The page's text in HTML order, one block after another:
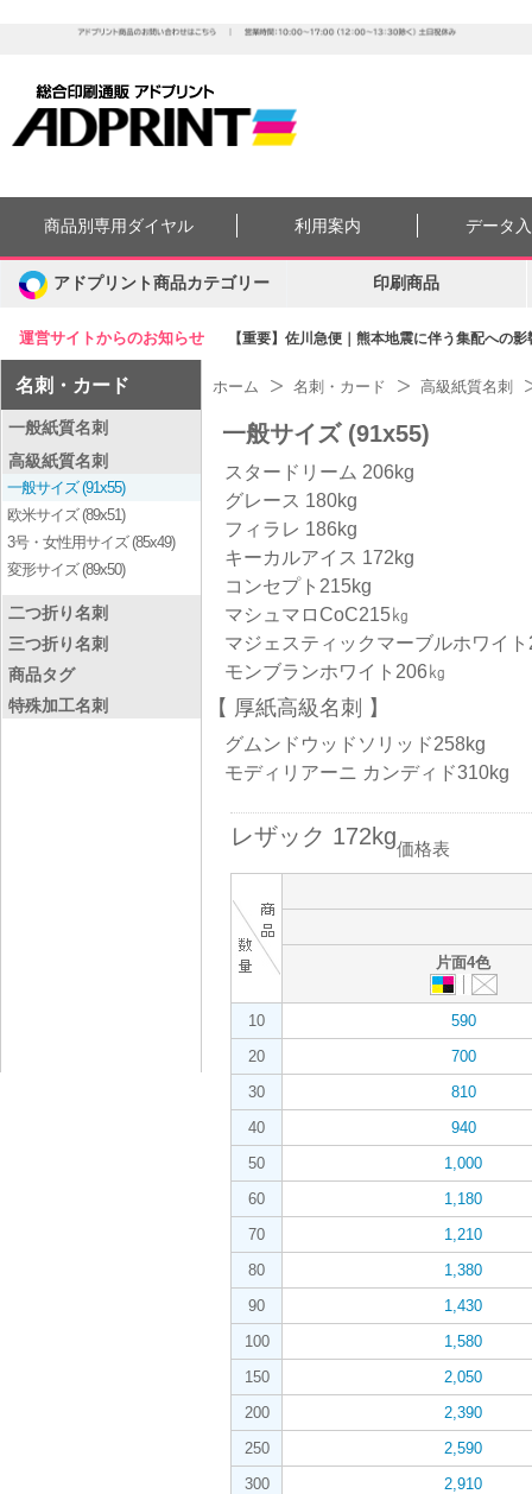
運営サイトからのお知らせ 【重要】佐川急便｜熊本地震に伴う集配への
商品別専用ダイヤル 利用案内 データ
アドプリント商品カテゴリー 印刷商品
名刺・カード
一般紙質名刺
高級紙質名刺
一般サイズ (91x55)
欧米サイズ (89x51)
3号・女性用サイズ (85x49)
変形サイズ (89x50)
二つ折り名刺
三つ折り名刺
商品タグ
特殊加工名刺
ホーム 名刺・カード 高級紙質名刺
一般サイズ (91x55)
スタードリーム 206kg
グレース 180kg
フィラレ 186kg
キーカルアイス 172kg
コンセプト215kg
マシュマロCoC215㎏
マジェスティックマーブルホワイ
モンブランホワイト206㎏
厚紙高級名刺
グムンドウッドソリッド258kg
モディリアーニ カンディド310kg
レザック 172kg価格表
片面4色
10
590
20
700
30
810
40
940
50
1,000
60
1,180
70
1,210
80
1,380
90
1,430
100
1,580
150
2,050
200
2,390
250
2,590
300
2,910